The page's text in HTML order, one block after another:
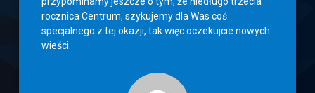
rocznica Centrum, szykujemy dla Was coś
specjalnego z tej okazji, tak więc oczekujcie nowych
wieści.